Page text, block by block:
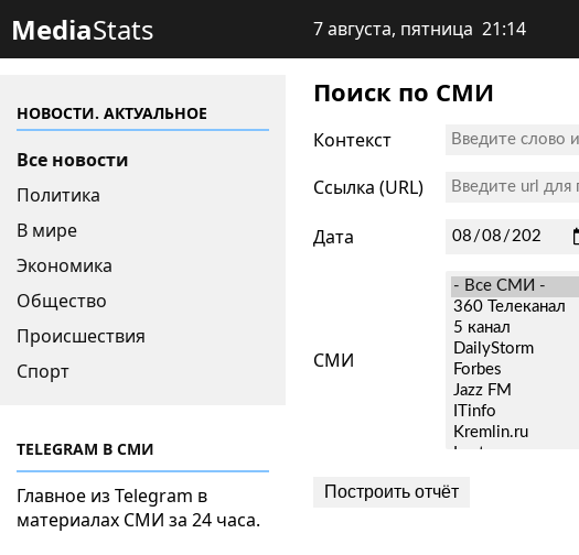
MediaStats 7 августа, пятница 21:14
НОВОСТИ. АКТУАЛЬНОЕ
Все новости
Политика
В мире
Экономика
Общество
Происшествия
Спорт
TELEGRAM В СМИ
Главное из Telegram в
материалах СМИ за 24 часа.
Поиск по СМИ
Контекст
Ссылка (URL)
Дата
СМИ
Построить отчёт